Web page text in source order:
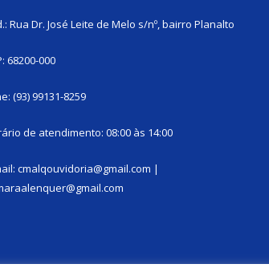
Rua Dr. José Leite de Melo s/nº, bairro Planalto
68200-000
(93) 99131-8259
de atendimento: 08:00 às 14:00
cmalqouvidoria@gmail.com |